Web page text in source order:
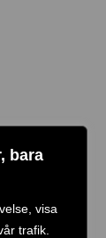
bara
visa
trafik.